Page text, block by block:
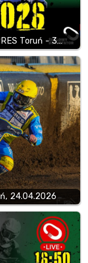
Toruń - 3…
24.04.2026